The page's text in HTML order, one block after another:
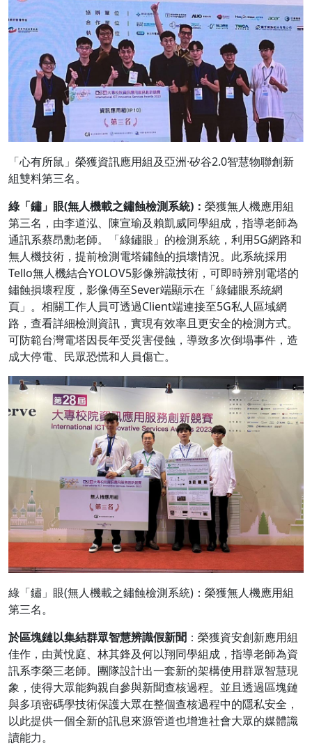
「心有所鼠」榮獲資訊應用組及亞洲·矽谷2.0智慧物聯創新
組雙料第三名。
綠「鏽」眼(無人機載之鏽蝕檢測系統)： 榮獲無人機應用組
第三名，由李道泓、陳宣瑜及賴凱威同學組成，指導老師為
通訊系蔡昂勳老師。「綠鏽眼」的檢測系統，利用5G網路和
無人機技術，提前檢測電塔鏽蝕的損壞情況。此系統採用
Tello無人機結合YOLOV5影像辨識技術，可即時辨別電塔的
鏽蝕損壞程度，影像傳至Sever端顯示在「綠鏽眼系統網
頁」。相關工作人員可透過Client端連接至5G私人區域網
路，查看詳細檢測資訊，實現有效率且更安全的檢測方式。
可防範台灣電塔因長年受災害侵蝕，導致多次倒塌事件，造
成大停電、民眾恐慌和人員傷亡。
綠「鏽」眼(無人機載之鏽蝕檢測系統)：榮獲無人機應用組
第三名。
於區塊鏈以集結群眾智慧辨識假新聞 ：榮獲資安創新應用組
佳作，由黃悅庭、林其鋒及何以翔同學組成，指導老師為資
訊系李榮三老師。團隊設計出一套新的架構使用群眾智慧現
象，使得大眾能夠親自參與新聞查核過程。並且透過區塊鏈
與多項密碼學技術保護大眾在整個查核過程中的隱私安全，
以此提供一個全新的訊息來源管道也增進社會大眾的媒體識
讀能力。